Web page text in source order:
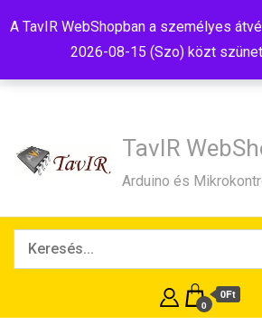
A TavIR WebShopban a személyes
2026-08-15 (Szo) közt
TavIR
Arduino és
0
0Ft